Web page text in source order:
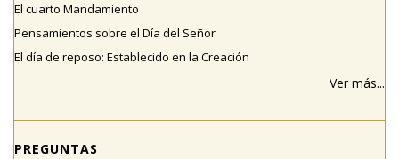
El cuarto Mandamiento
Pensamientos sobre el Día del Señor
El día de reposo: Establecido en la Creación
Ver más...
PREGUNTAS